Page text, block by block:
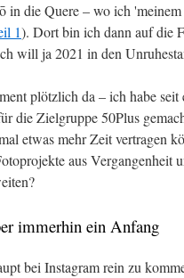
die Quere – wo ich
1). Dort bin ich dann auf die
will ja 2021 in den
plötzlich da – ich habe
die Zielgruppe 50Plus
etwas mehr Zeit vertragen
aus Vergangenheit
immerhin ein Anfang
bei Instagram rein zu